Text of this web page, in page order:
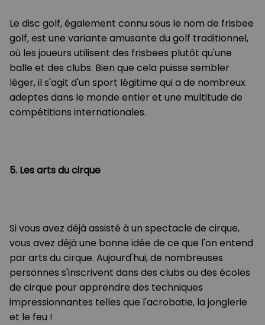
Le disc golf, également connu sous le nom de frisbee
golf, est une variante amusante du golf traditionnel,
où les joueurs utilisent des frisbees plutôt qu'une
balle et des clubs. Bien que cela puisse sembler
léger, il s'agit d'un sport légitime qui a de nombreux
adeptes dans le monde entier et une multitude de
compétitions internationales.
5. Les arts du cirque
Si vous avez déjà assisté à un spectacle de cirque,
vous avez déjà une bonne idée de ce que l'on entend
par arts du cirque. Aujourd'hui, de nombreuses
personnes s'inscrivent dans des clubs ou des écoles
de cirque pour apprendre des techniques
impressionnantes telles que l'acrobatie, la jonglerie
et le feu !